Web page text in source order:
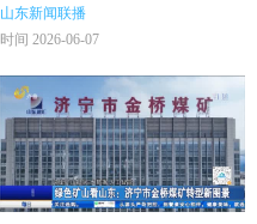
山东新闻联播
时间 2026-06-07